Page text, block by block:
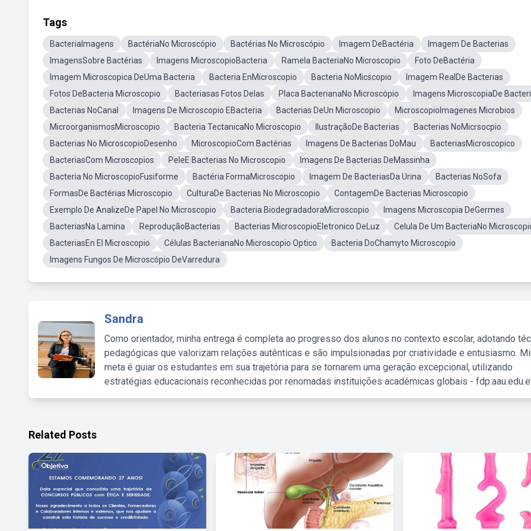
Tags
BacteriaImagens BactériaNo Microscópio Bactérias No Microscópio Imagem DeBactéria
Imagem De Bacterias
ImagensSobre Bactérias
Imagens MicroscopioBacteria Ramela BacteriaNo Microscopio
Foto DeBactéria
Imagem Microscopica DeUma Bacteria
Bacteria EnMicroscopio Bacteria NoMicscopio
Imagem RealDe Bacterias
Fotos DeBacteria Microscopio
Bacteriasas Fotos Delas Placa BacterianaNo Microscópio
Imagens MicroscopiaDe
Bacterias NoCanal
Imagens De Microscopio EBacteria Bacterias DeUn Microscopio
MicroscopioImagenes Microbios
MicroorganismosMicroscopio
Bacteria TectanicaNo Microscopio IlustraçãoDe Bacterias
Bacterias NoMicrsocpio
Bacterias No MicroscopioDesenho
MicroscopioCom Bactérias Imagens De Bacterias DoMau
BacteriasMicroscopico
BacteriasCom Microscopios
PeleE Bacterias No Microscopio
Imagens De Bacterias DeMassinha
Bacteria No MicroscopioFusiforme
Bactéria FormaMicroscopio Imagem De BacteriasDa Urina
Bacterias NoSofa
FormasDe Bactérias Microscopio
CulturaDe Bacterias No Microscopio
ContagemDe Bacterias Microscopio
Exemplo De AnalizeDe Papel No Microscopio
Bacteria BiodegradadoraMicroscopio
Imagens Microscopia DeGermes
BacteriasNa Lamina
ReproduçãoBacterias Bacterias MicroscopioEletronico DeLuz
Celula De Um BacteriaNo
BacteriasEn El Microscopio
Células BacterianaNo Microscopio Optico
Bacteria DoChamyto Microscopio
Imagens Fungos De Microscópio DeVarredura
Sandra
Como orientador, minha entrega é completa ao progresso dos alunos no contexto escolar, adotando
pedagógicas que valorizam relações autênticas e são impulsionadas por criatividade e entusiasmo.
meta é guiar os estudantes em sua trajetória para se tornarem uma geração excepcional, utilizando
estratégias educacionais reconhecidas por renomadas instituições acadêmicas globais -
Related Posts